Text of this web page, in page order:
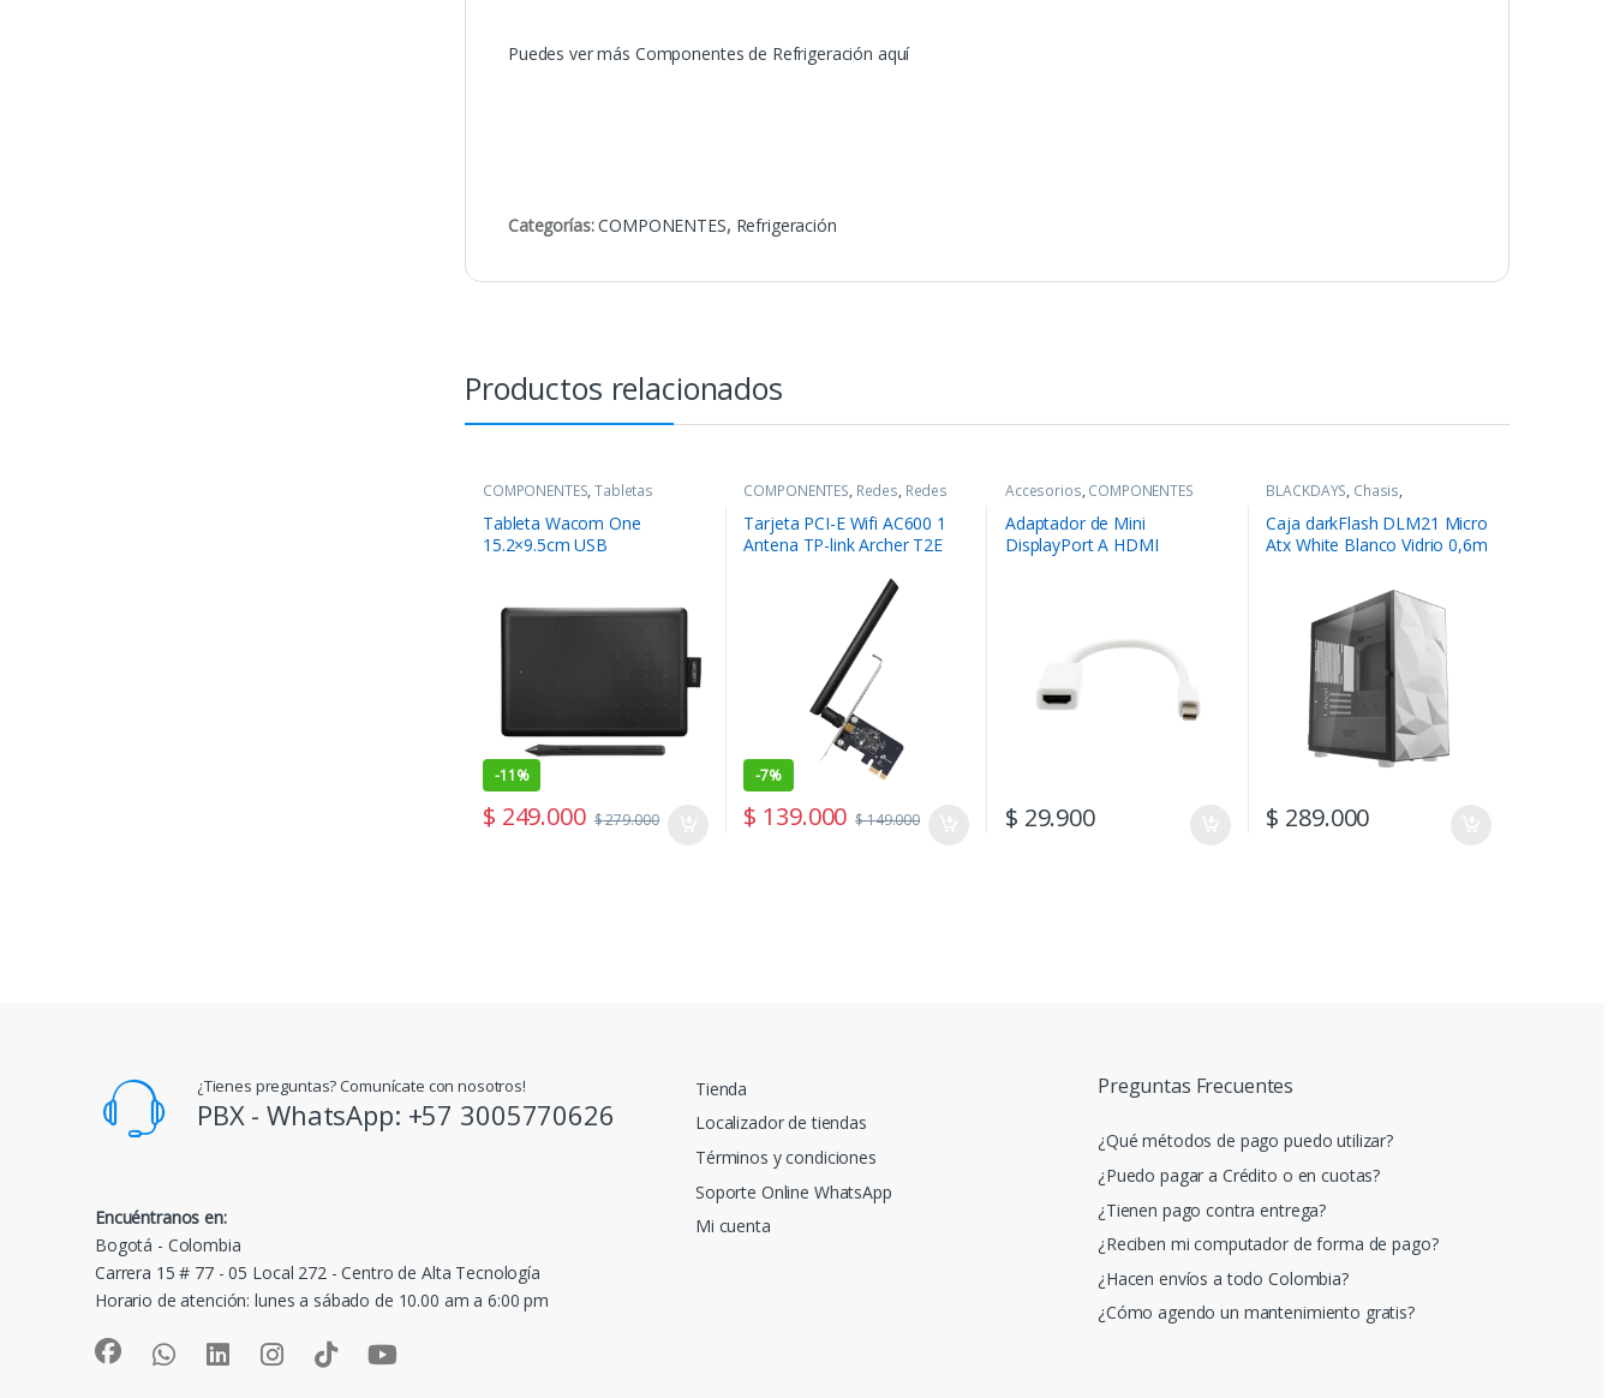
Puedes ver más Componentes de Refrigeración aquí
Categorías:COMPONENTES, Refrigeración
Productos relacionados
COMPONENTES,Tabletas
Tableta Wacom One
15.2×9.5cm USB
-11%
$ 249.000 $279.000
COMPONENTES, Redes, Redes
Tarjeta PCI-E Wifi AC600 1
Antena TP-link Archer T2E
-7%
$ 139.000 $149.000
Accesorios, COMPONENTES
Adaptador de Mini
DisplayPort A HDMI
$ 29.900
BLACKDAYS, Chasis,
COMPONENTES
Caja darkFlash DLM21 Micro
Atx White Blanco Vidrio 0,6m
$ 289.000
¿Tienes preguntas? Comunícate con nosotros!
PBX - WhatsApp: +57 3005770626
Encuéntranos en:
Bogotá - Colombia
Carrera 15 # 77 - 05 Local 272 - Centro de Alta Tecnología
Horario de atención: lunes a sábado de 10.00 am a 6:00 pm
Tienda
Localizador de tiendas
Términos y condiciones
Soporte Online WhatsApp
Mi cuenta
Preguntas Frecuentes
¿Qué métodos de pago puedo utilizar?
¿Puedo pagar a Crédito o en cuotas?
¿Tienen pago contra entrega?
¿Reciben mi computador de forma de pago?
¿Hacen envíos a todo Colombia?
¿Cómo agendo un mantenimiento gratis?